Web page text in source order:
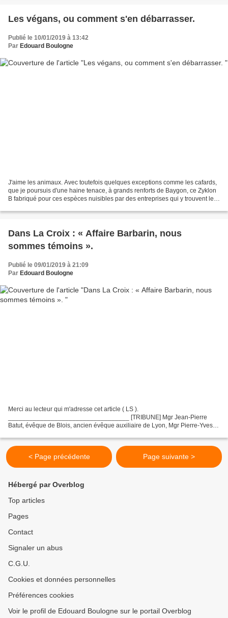
Les végans, ou comment s'en débarrasser.
Publié le 10/01/2019 à 13:42
Par Edouard Boulogne
J'aime les animaux. Avec toutefois quelques exceptions comme les cafards,
que je poursuis d'une haine tenace, à grands renforts de Baygon, ce Zyklon
B fabriqué pour ces espèces nuisibles par des entreprises qui y trouvent leur
Dans La Croix : « Affaire Barbarin, nous
sommes témoins ».
Publié le 09/01/2019 à 21:09
Par Edouard Boulogne
Merci au lecteur qui m'adresse cet article ( LS ).
__________________________________ [TRIBUNE] Mgr Jean-Pierre
Batut, évêque de Blois, ancien évêque auxiliaire de Lyon, Mgr Pierre-Yves
< Page précédente Page suivante >
Hébergé par Overblog
Top articles
Pages
Contact
Signaler un abus
C.G.U.
Cookies et données personnelles
Préférences cookies
Voir le profil de Edouard Boulogne sur le portail Overblog